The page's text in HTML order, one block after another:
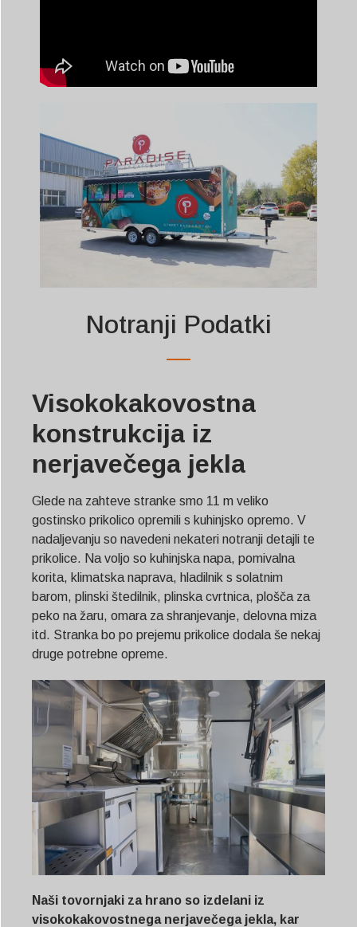
Notranji Podatki
Visokokakovostna
konstrukcija iz
nerjavečega jekla
Glede na zahteve stranke smo 11 m veliko
gostinsko prikolico opremili s kuhinjsko opremo. V
nadaljevanju so navedeni nekateri notranji detajli te
prikolice. Na voljo so kuhinjska napa, pomivalna
korita, klimatska naprava, hladilnik s solatnim
barom, plinski štedilnik, plinska cvrtnica, plošča za
peko na žaru, omara za shranjevanje, delovna miza
itd. Stranka bo po prejemu prikolice dodala še nekaj
druge potrebne opreme.
Naši tovornjaki za hrano so izdelani iz
visokokakovostnega nerjavečega jekla, kar